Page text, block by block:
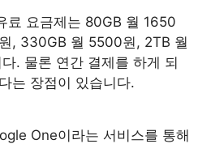
료 요금제는 80GB 월 1650
, 330GB 월 5500원, 2TB 월
. 물론 연간 결제를 하게 되
는 장점이 있습니다.
One이라는 서비스를 통해